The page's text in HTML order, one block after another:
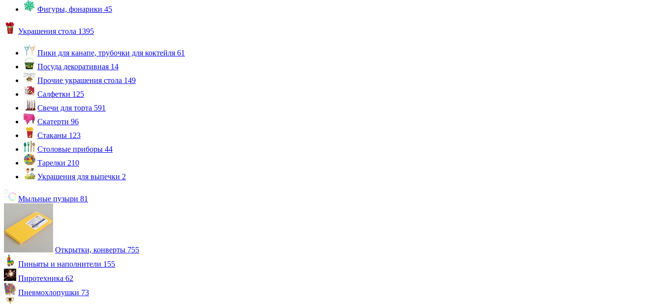
Фигуры, фонарики 45
Украшения стола 1395
Пики для канапе, трубочки для коктейля 61
Посуда декоративная 14
Прочие украшения стола 149
Салфетки 125
Свечи для торта 591
Скатерти 96
Стаканы 123
Столовые приборы 44
Тарелки 210
Украшения для выпечки 2
Мыльные пузыри 81
Открытки, конверты 755
Пиньяты и наполнители 155
Пиротехника 62
Пневмохлопушки 73